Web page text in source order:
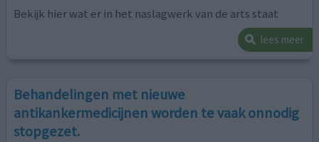
Bekijk hier wat er in het naslagwerk van de arts staat
lees meer
Behandelingen met nieuwe
antikankermedicijnen worden te vaak onnodig
stopgezet.